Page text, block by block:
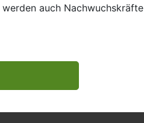
auch